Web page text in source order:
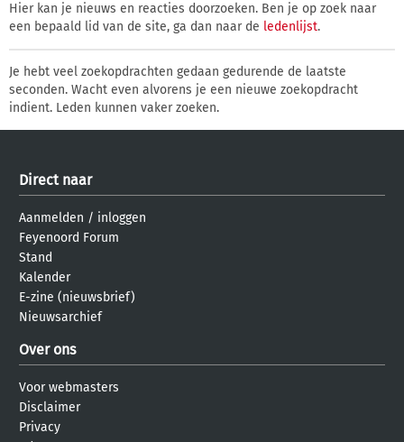
Hier kan je nieuws en reacties doorzoeken. Ben je op zoek naar
een bepaald lid van de site, ga dan naar de ledenlijst.
Je hebt veel zoekopdrachten gedaan gedurende de laatste
seconden. Wacht even alvorens je een nieuwe zoekopdracht
indient. Leden kunnen vaker zoeken.
Direct naar
Aanmelden / inloggen
Feyenoord Forum
Stand
Kalender
E-zine (nieuwsbrief)
Nieuwsarchief
Over ons
Voor webmasters
Disclaimer
Privacy